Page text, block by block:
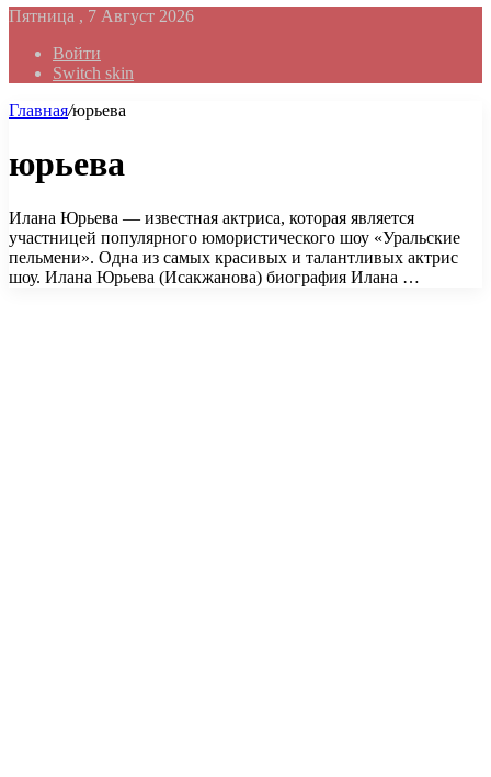
Пятница , 7 Август 2026
Войти
Switch skin
Главная/юрьева
юрьева
Илана Юрьева — известная актриса, которая является
участницей популярного юмористического шоу «Уральские
пельмени». Одна из самых красивых и талантливых актрис
шоу. Илана Юрьева (Исакжанова) биография Илана …